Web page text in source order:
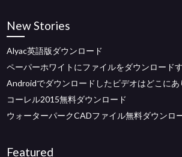
New Stories
Alyac英語版ダウンロード
ペーパーホワイトにファイルをダウンロード
Androidでダウンロードしたビデオはどこにあ
コーレル2015無料ダウンロード
ウォーターパークCADファイル無料ダウンロ
Featured